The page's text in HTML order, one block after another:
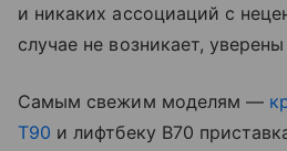
и никаких ассоциаций с
случае не возникает, уверены
Самым свежим моделям —
T90 и лифтбеку B70